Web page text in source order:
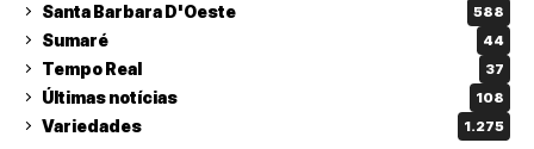
Santa Barbara D'Oeste 588
Sumaré 44
Tempo Real 37
Últimas notícias 108
Variedades 1.275